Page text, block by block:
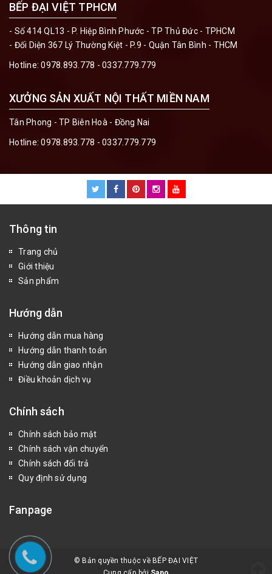
BẾP ĐẠI VIỆT TPHCM
- Số 414 QL13 - P. Hiệp Bình Phước - TP Thủ Đức - TPHCM
- Đối Diện 367 Lý Thường Kiệt - P.9 - Quận Tân Bình - THCM
Hotline:0978.893.778 - 0337.779.779
XƯỞNG SẢN XUẤT NỘI THẤT MIỀN NAM
Tân Phong - TP Biên Hoà - Đồng Nai
Hotline:0978.893.778 - 0337.779.779
Thông tin
Trang chủ
Giới thiệu
Sản phẩm
Hướng dẫn
Hướng dẫn mua hàng
Hướng dẫn thanh toán
Hướng dẫn giao nhận
Điều khoản dịch vụ
Chính sách
Chính sách bảo mật
Chính sách vận chuyển
Chính sách đổi trả
Quy định sử dụng
Fanpage
© Bản quyền thuộc về BẾP ĐẠI VIỆT